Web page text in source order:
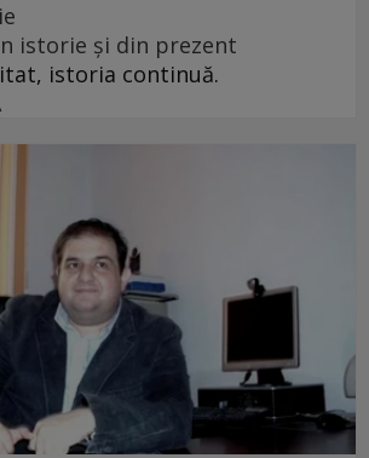
istorie și din prezent
istoria continuă.